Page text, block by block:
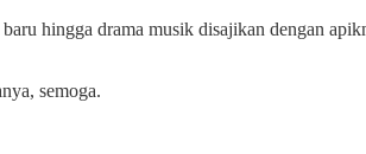
hingga drama musik disajikan dengan
semoga.